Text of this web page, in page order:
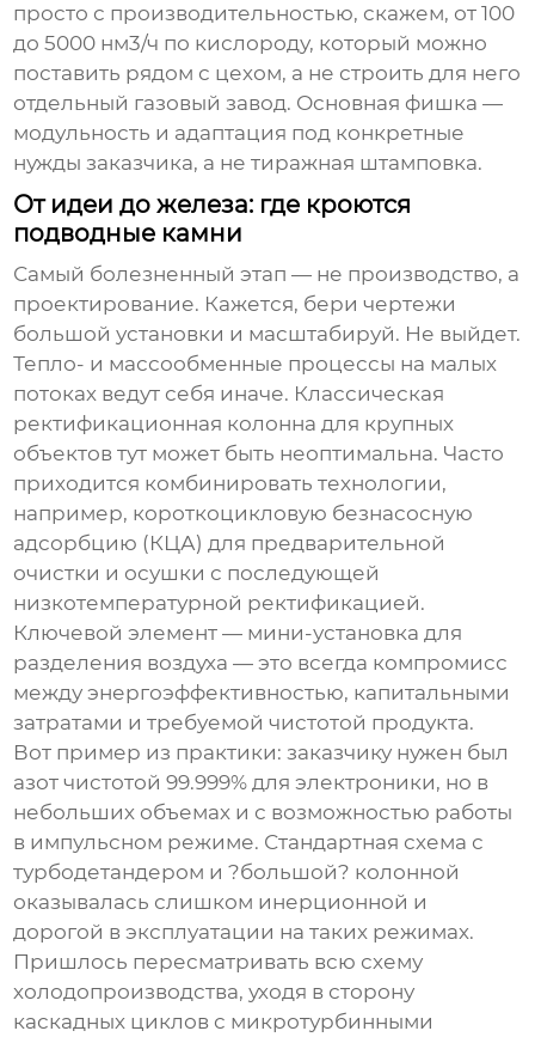
просто с производительностью, скажем, от 100
до 5000 нм3/ч по кислороду, который можно
поставить рядом с цехом, а не строить для него
отдельный газовый завод. Основная фишка —
модульность и адаптация под конкретные
нужды заказчика, а не тиражная штамповка.
От идеи до железа: где кроются
подводные камни
Самый болезненный этап — не производство, а
проектирование. Кажется, бери чертежи
большой установки и масштабируй. Не выйдет.
Тепло- и массообменные процессы на малых
потоках ведут себя иначе. Классическая
ректификационная колонна для крупных
объектов тут может быть неоптимальна. Часто
приходится комбинировать технологии,
например, короткоцикловую безнасосную
адсорбцию (КЦА) для предварительной
очистки и осушки с последующей
низкотемпературной ректификацией.
Ключевой элемент — мини-установка для
разделения воздуха — это всегда компромисс
между энергоэффективностью, капитальными
затратами и требуемой чистотой продукта.
Вот пример из практики: заказчику нужен был
азот чистотой 99.999% для электроники, но в
небольших объемах и с возможностью работы
в импульсном режиме. Стандартная схема с
турбодетандером и ?большой? колонной
оказывалась слишком инерционной и
дорогой в эксплуатации на таких режимах.
Пришлось пересматривать всю схему
холодопроизводства, уходя в сторону
каскадных циклов с микротурбинными